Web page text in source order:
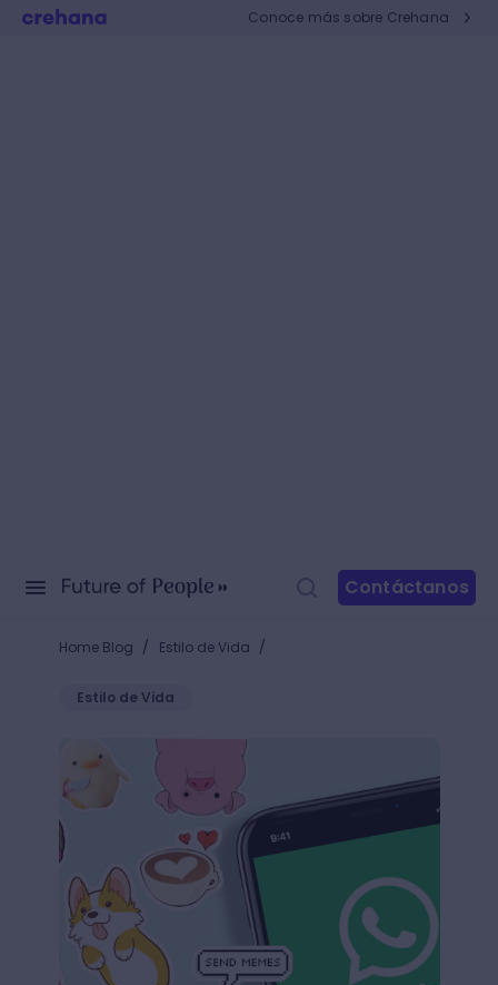
Conoce más sobre Crehana
Contáctanos
Home Blog / Estilo de Vida /
Estilo de Vida
¡Crea tus propios Stickers en WhatsApp! Aquí los